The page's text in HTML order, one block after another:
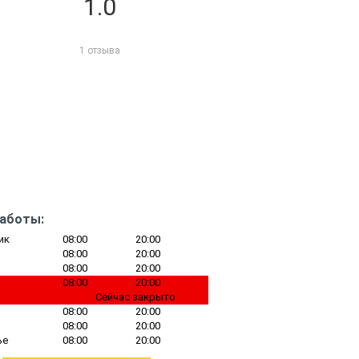
1.0
1 отзыва
08:00
20:00
08:00
20:00
08:00
20:00
08:00
20:00
Сейчас закрыто
08:00
20:00
08:00
20:00
08:00 20:00